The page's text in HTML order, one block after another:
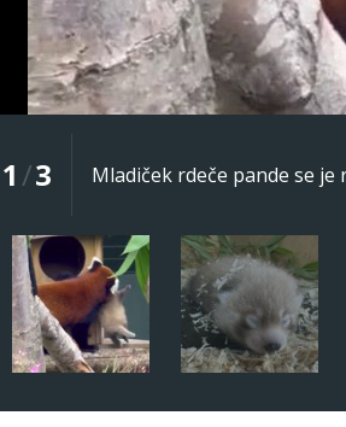
1/3 Mladiček rdeče pande se